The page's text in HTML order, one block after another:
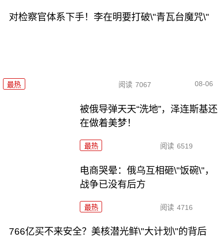
对检察官体系下手！李在明要打破\"青瓦台魔咒\"
最热 阅读 7067 08-06
被俄导弹天天“洗地”，泽连斯基还
在做着美梦！
最热 阅读 6519
电商哭晕：俄乌互相砸\"饭碗\"，
战争已没有后方
最热 阅读 4716
766亿买不来安全？美核潜光鲜\"大计划\"的背后